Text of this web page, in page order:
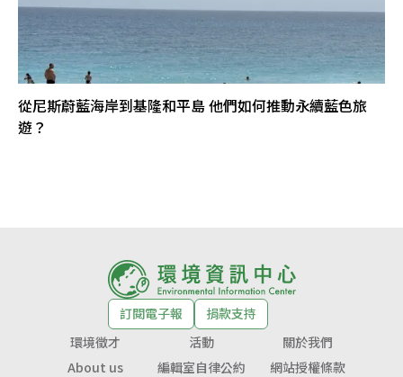
從尼斯蔚藍海岸到基隆和平島 他們如何推動永續藍色旅
遊？
訂閱電子報
捐款支持
環境徵才
活動
關於我們
About us
編輯室自律公約 網站授權條款